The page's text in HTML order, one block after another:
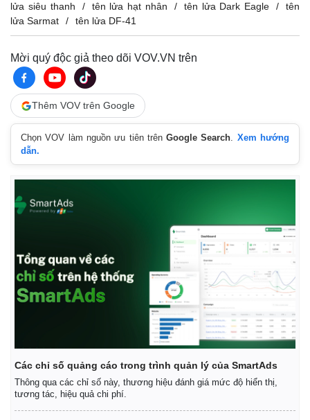
lửa siêu thanh
tên lửa hạt nhân tên lửa Dark Eagle
tên
lửa Sarmat
tên lửa DF-41
Mời quý độc giả theo dõi VOV.VN trên
Thêm VOV trên Google
Chọn VOV làm nguồn ưu tiên trênGoogle Search. Xem hướng
dẫn.
Các chỉ số quảng cáo trong trình quản lý của SmartAds
Thông qua các chỉ số này, thương hiệu đánh giá mức độ hiển thị,
tương tác, hiệu quả chi phí.